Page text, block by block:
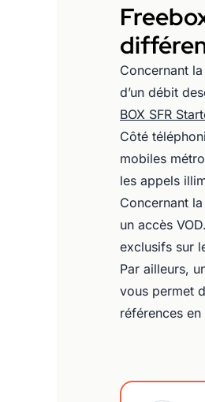
Concernant la
d’un débit
BOX SFR
Côté
mobiles
les appels
Concernant
un accès
exclusifs sur
Par ailleurs,
vous permet
références